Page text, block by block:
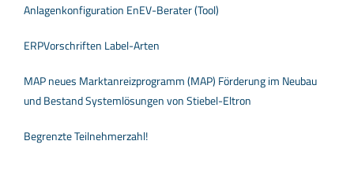
Anlagenkonfiguration EnEV-Berater (Tool)
ERPVorschriften Label-Arten
MAP neues Marktanreizprogramm (MAP) Förderung im Neubau
und Bestand Systemlösungen von Stiebel-Eltron
Begrenzte Teilnehmerzahl!